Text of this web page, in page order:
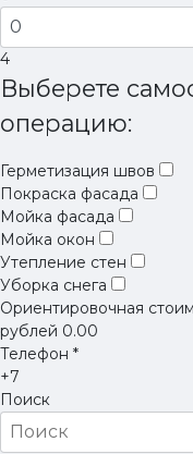
4
Выберете
операцию:
Герметизация швов
Покраска фасада
Мойка фасада
Мойка окон
Утепление стен
Уборка снега
Ориентировочная
рублей 0.00
Телефон *
+7
Поиск